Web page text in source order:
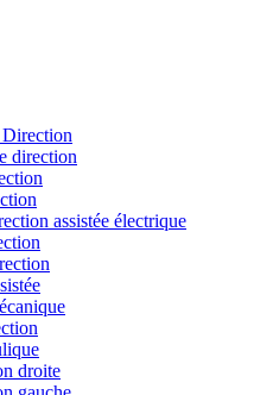
Direction
direction
assistée électrique
droite